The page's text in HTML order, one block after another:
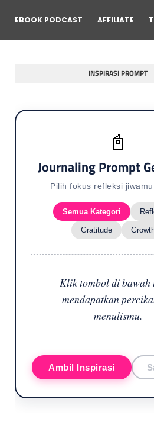
EBOOK PODCAST AFFILIATE
INSPIRASI PROMPT
📓
Journaling Prompt
Pilih fokus refleksi
Semua Kategori
Gratitude
Klik tombol di bawah
mendapatkan
menulismu.
Ambil Inspirasi